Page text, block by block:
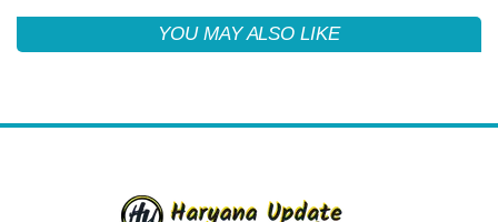
YOU MAY ALSO LIKE